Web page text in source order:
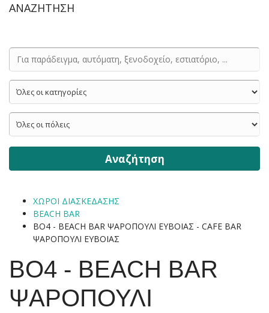
ΑΝΑΖΗΤΗΣΗ
Αναζήτηση
ΧΩΡΟΙ ΔΙΑΣΚΕΔΑΣΗΣ
BEACH BAR
ΒΟ4 - BEACH BAR ΨΑΡΟΠΟΥΛΙ ΕΥΒΟΙΑΣ - CAFE BAR
ΨΑΡΟΠΟΥΛΙ ΕΥΒΟΙΑΣ
ΒΟ4 - BEACH BAR
ΨΑΡΟΠΟΥΛΙ